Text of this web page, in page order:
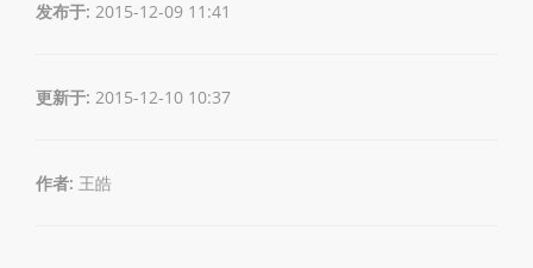
发布于: 2015-12-09 11:41
更新于: 2015-12-10 10:37
作者: 王皓